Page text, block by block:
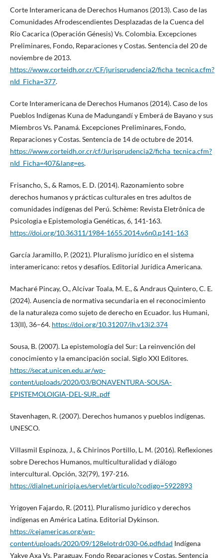
Corte Interamericana de Derechos Humanos (2013). Caso de las
Comunidades Afrodescendientes Desplazadas de la Cuenca del
Río Cacarica (Operación Génesis) Vs. Colombia. Excepciones
Preliminares, Fondo, Reparaciones y Costas. Sentencia del 20 de
noviembre de 2013.
https://www.corteidh.or.cr/CF/jurisprudencia2/ficha_tecnica.cfm?
nId_Ficha=377.
Corte Interamericana de Derechos Humanos (2014). Caso de los
Pueblos Indígenas Kuna de Madungandí y Emberá de Bayano y sus
Miembros Vs. Panamá. Excepciones Preliminares, Fondo,
Reparaciones y Costas. Sentencia de 14 de octubre de 2014.
https://www.corteidh.or.cr/cf/Jurisprudencia2/ficha_tecnica.cfm?
nId_Ficha=407&lang=es.
Frisancho, S., & Ramos, E. D. (2014). Razonamiento sobre
derechos humanos y prácticas culturales en tres adultos de
comunidades indígenas del Perú. Schème: Revista Eletrônica de
Psicologia e Epistemologia Genéticas, 6, 141-163.
https://doi.org/10.36311/1984-1655.2014.v6n0.p141-163
García Jaramillo, P. (2021). Pluralismo jurídico en el sistema
interamericano: retos y desafíos. Editorial Jurídica Americana.
Macharé Pincay, O., Alcívar Toala, M. E., & Andraus Quintero, C. E.
(2024). Ausencia de normativa secundaria en el reconocimiento
de la naturaleza como sujeto de derecho en Ecuador. Ius Humani,
13(II), 36–64. https://doi.org/10.31207/ih.v13i2.374
Sousa, B. (2007). La epistemología del Sur: La reinvención del
conocimiento y la emancipación social. Siglo XXI Editores.
https://secat.unicen.edu.ar/wp-
content/uploads/2020/03/BONAVENTURA-SOUSA-
EPISTEMOLOIGIA-DEL-SUR..pdf
Stavenhagen, R. (2007). Derechos humanos y pueblos indígenas.
UNESCO.
Villasmil Espinoza, J., & Chirinos Portillo, L. M. (2016). Reflexiones
sobre Derechos Humanos, multiculturalidad y diálogo
intercultural. Opción, 32(79), 197-216.
https://dialnet.unirioja.es/servlet/articulo?codigo=5922893
Yrigoyen Fajardo, R. (2011). Pluralismo jurídico y derechos
indígenas en América Latina. Editorial Dykinson.
https://cejamericas.org/wp-
content/uploads/2020/09/128elotrdr030-06.pdfidad Indígena
Yakye Axa Vs. Paraguay. Fondo Reparaciones y Costas. Sentencia